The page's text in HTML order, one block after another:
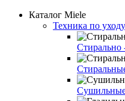
Каталог Miele
Техника по